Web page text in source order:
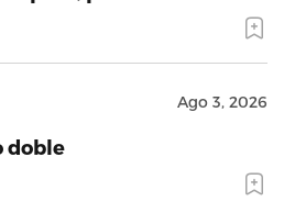
Ago 3, 2026
doble